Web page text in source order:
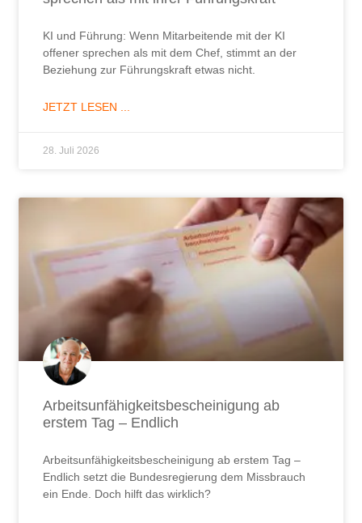
KI und Führung: Wenn Mitarbeitende mit der KI
offener sprechen als mit dem Chef, stimmt an der
Beziehung zur Führungskraft etwas nicht.
JETZT LESEN ...
28. Juli 2026
Arbeitsunfähigkeitsbescheinigung ab
erstem Tag – Endlich
Arbeitsunfähigkeitsbescheinigung ab erstem Tag –
Endlich setzt die Bundesregierung dem Missbrauch
ein Ende. Doch hilft das wirklich?